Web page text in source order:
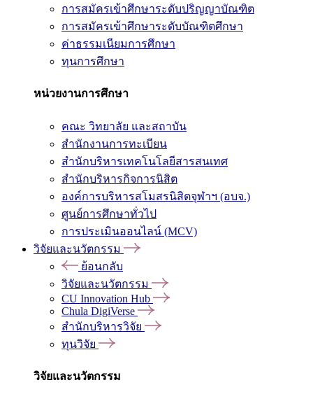
การสมัครเข้าศึกษาระดับปริญญาบัณฑิต
การสมัครเข้าศึกษาระดับบัณฑิตศึกษา
ค่าธรรมเนียมการศึกษา
ทุนการศึกษา
หน่วยงานการศึกษา
คณะ วิทยาลัย และสถาบัน
สำนักงานการทะเบียน
สำนักบริหารเทคโนโลยีสารสนเทศ
สำนักบริหารกิจการนิสิต
องค์การบริหารสโมสรนิสิตจุฬาฯ (อบจ.)
ศูนย์การศึกษาทั่วไป
การประเมินออนไลน์ (MCV)
วิจัยและนวัตกรรม
ย้อนกลับ
วิจัยและนวัตกรรม
CU Innovation Hub
Chula DigiVerse
สำนักบริหารวิจัย
ทุนวิจัย
วิจัยและนวัตกรรม